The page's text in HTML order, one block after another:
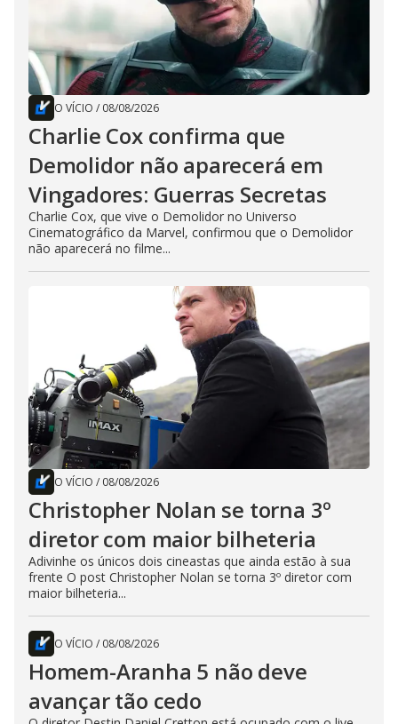
O VÍCIO / 08/08/2026
Charlie Cox confirma que
Demolidor não aparecerá em
Vingadores: Guerras Secretas
Charlie Cox, que vive o Demolidor no Universo
Cinematográfico da Marvel, confirmou que o Demolidor
não aparecerá no filme...
O VÍCIO / 08/08/2026
Christopher Nolan se torna 3º
diretor com maior bilheteria
Adivinhe os únicos dois cineastas que ainda estão à sua
frente O post Christopher Nolan se torna 3º diretor com
maior bilheteria...
O VÍCIO / 08/08/2026
Homem-Aranha 5 não deve
avançar tão cedo